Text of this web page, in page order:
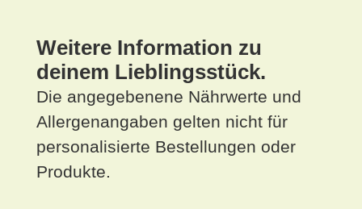
Weitere Information zu
deinem Lieblingsstück.
Die angegebenene Nährwerte und
Allergenangaben gelten nicht für
personalisierte Bestellungen oder
Produkte.